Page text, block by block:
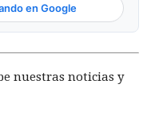
en Google
nuestras noticias y